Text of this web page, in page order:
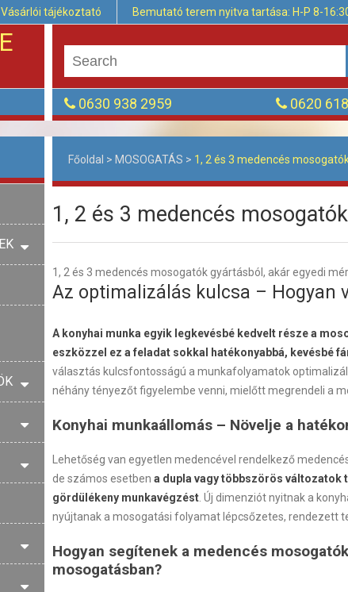
Vásárlói tájékoztató Bemutató terem nyitva tartása: H-P 8-
0630 938 2959 0620
Főoldal > MOSOGATÁS > 1, 2 és 3 medencés
1, 2 és 3 medencés mosogatók
1, 2 és 3 medencés mosogatók gyártásból, akár egyedi
Az optimalizálás kulcsa – Hogyan
A konyhai munka egyik legkevésbé kedvelt része a
eszközzel ez a feladat sokkal hatékonyabbá, kevésbé
választás kulcsfontosságú a munkafolyamatok
néhány tényezőt figyelembe venni, mielőtt megrendeli a
Konyhai munkaállomás – Növelje a
Lehetőség van egyetlen medencével rendelkező
de számos esetben a dupla vagy többszörös változatok
gördülékeny munkavégzést. Új dimenziót nyitnak a
nyújtanak a mosogatási folyamat lépcsőzetes, rendezett
Hogyan segítenek a medencés
mosogatásban?